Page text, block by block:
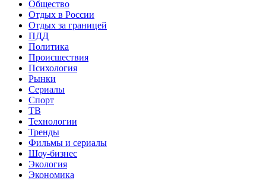
Общество
Отдых в России
Отдых за границей
ПДД
Политика
Происшествия
Психология
Рынки
Сериалы
Спорт
ТВ
Технологии
Тренды
Фильмы и сериалы
Шоу-бизнес
Экология
Экономика